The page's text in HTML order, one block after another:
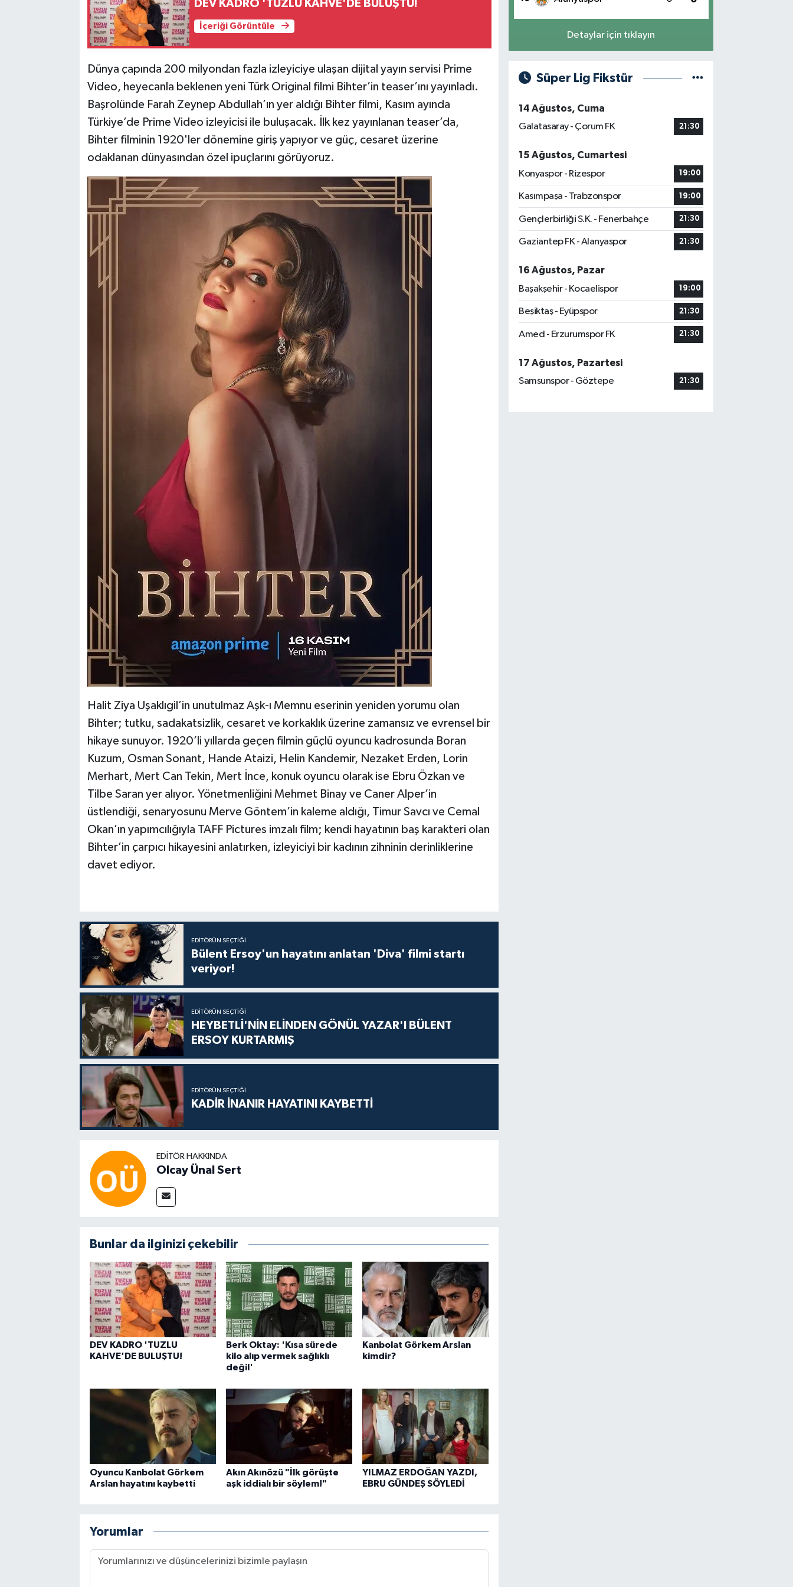
DEV KADRO 'TUZLU KAHVE'DE BULUŞTU!
İçeriği Görüntüle
Dünya çapında 200 milyondan fazla izleyiciye ulaşan dijital yayın servisi Prime
Video, heyecanla beklenen yeni Türk Original filmi Bihter’in teaser’ını yayınladı.
Başrolünde Farah Zeynep Abdullah’ın yer aldığı Bihter filmi, Kasım ayında
Türkiye’de Prime Video izleyicisi ile buluşacak. İlk kez yayınlanan teaser’da,
Bihter filminin 1920'ler dönemine giriş yapıyor ve güç, cesaret üzerine
odaklanan dünyasından özel ipuçlarını görüyoruz.
Halit Ziya Uşaklıgil’in unutulmaz Aşk-ı Memnu eserinin yeniden yorumu olan
Bihter; tutku, sadakatsizlik, cesaret ve korkaklık üzerine zamansız ve evrensel bir
hikaye sunuyor. 1920’li yıllarda geçen filmin güçlü oyuncu kadrosunda Boran
Kuzum, Osman Sonant, Hande Ataizi, Helin Kandemir, Nezaket Erden, Lorin
Merhart, Mert Can Tekin, Mert İnce, konuk oyuncu olarak ise Ebru Özkan ve
Tilbe Saran yer alıyor. Yönetmenliğini Mehmet Binay ve Caner Alper’in
üstlendiği, senaryosunu Merve Göntem’in kaleme aldığı, Timur Savcı ve Cemal
Okan’ın yapımcılığıyla TAFF Pictures imzalı film; kendi hayatının baş karakteri olan
Bihter’in çarpıcı hikayesini anlatırken, izleyiciyi bir kadının zihninin derinliklerine
davet ediyor.
EDITÖRÜN SEÇTIĞI
Bülent Ersoy'un hayatını anlatan 'Diva' filmi startı
veriyor!
EDITÖRÜN SEÇTIĞI
HEYBETLİ'NİN ELİNDEN GÖNÜL YAZAR'I BÜLENT
ERSOY KURTARMIŞ
EDITÖRÜN SEÇTIĞI
KADİR İNANIR HAYATINI KAYBETTİ
EDITÖR HAKKINDA
Olcay Ünal Sert
Bunlar da ilginizi çekebilir
DEV KADRO 'TUZLU
KAHVE'DE BULUŞTU!
Berk Oktay: 'Kısa sürede
kilo alıp vermek sağlıklı
değil'
Kanbolat Görkem Arslan
kimdir?
Oyuncu Kanbolat Görkem
Arslan hayatını kaybetti
Akın Akınözü "İlk görüşte
aşk iddialı bir söylem!"
YILMAZ ERDOĞAN YAZDI,
EBRU GÜNDEŞ SÖYLEDİ
Yorumlar
Detaylar için tıklayın
Süper Lig Fikstür
14 Ağustos, Cuma
Galatasaray - Çorum FK
21:30
15 Ağustos, Cumartesi
Konyaspor - Rizespor
19:00
Kasımpaşa - Trabzonspor 19:00
Gençlerbirliği S.K. - Fenerbahçe 21:30
Gaziantep FK - Alanyaspor 21:30
16 Ağustos, Pazar
Başakşehir - Kocaelispor
19:00
Beşiktaş - Eyüpspor 21:30
Amed - Erzurumspor FK 21:30
17 Ağustos, Pazartesi
Samsunspor - Göztepe
21:30